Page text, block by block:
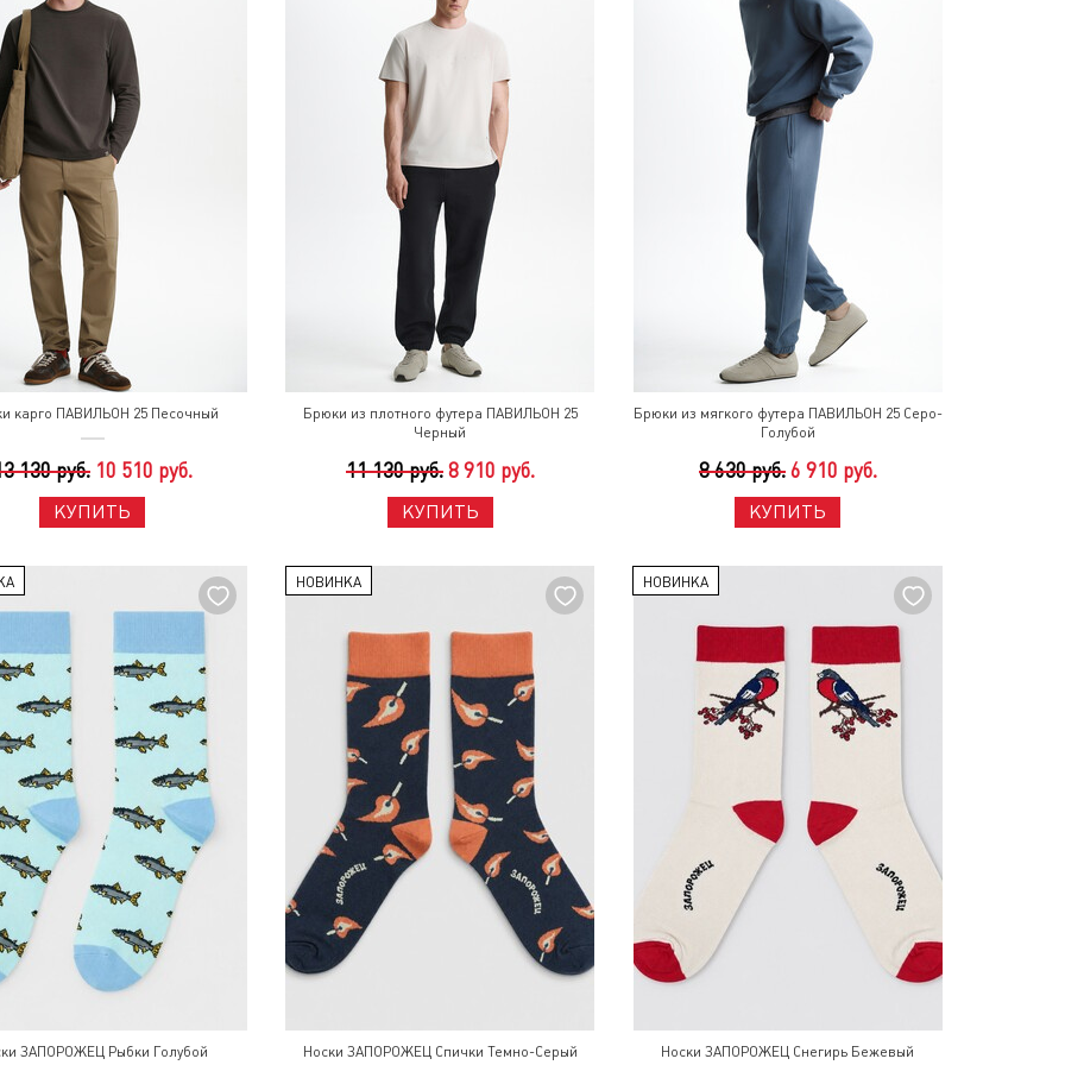
карго ПАВИЛЬОН 25 Песочный
130 руб. 10 510 руб.
КУПИТЬ
Брюки из плотного футера ПАВИЛЬОН 25
Черный
11 130 руб. 8 910 руб.
КУПИТЬ
Брюки из мягкого футера ПАВИЛЬОН 25 Серо-
Голубой
8 630 руб. 6 910 руб.
КУПИТЬ
ЗАПОРОЖЕЦ Рыбки Голубой
НОВИНКА
Носки ЗАПОРОЖЕЦ Спички Темно-Серый
НОВИНКА
Носки ЗАПОРОЖЕЦ Снегирь Бежевый